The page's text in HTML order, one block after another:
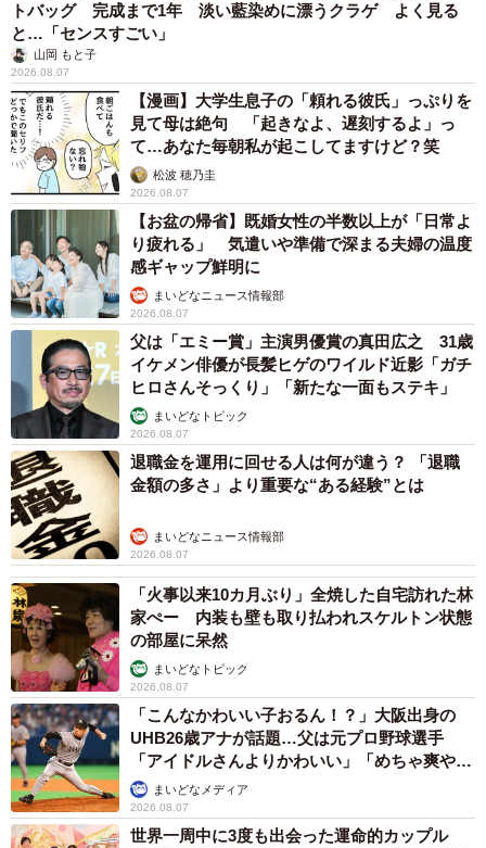
トバッグ 完成まで1年 淡い藍染めに漂うクラゲ よく見る
と…「センスすごい」
山岡 もと子
2026.08.07
【漫画】大学生息子の「頼れる彼氏」っぷりを
見て母は絶句 「起きなよ、遅刻するよ」っ
て…あなた毎朝私が起こしてますけど？笑
松波 穂乃圭
2026.08.07
【お盆の帰省】既婚女性の半数以上が「日常よ
り疲れる」 気遣いや準備で深まる夫婦の温度
感ギャップ鮮明に
まいどなニュース情報部
2026.08.07
父は「エミー賞」主演男優賞の真田広之 31歳
イケメン俳優が長髪ヒゲのワイルド近影「ガチ
ヒロさんそっくり」「新たな一面もステキ」
まいどなトピック
2026.08.07
退職金を運用に回せる人は何が違う？ 「退職
金額の多さ」より重要な“ある経験”とは
まいどなニュース情報部
2026.08.07
「火事以来10カ月ぶり」全焼した自宅訪れた林
家ぺー 内装も壁も取り払われスケルトン状態
の部屋に呆然
まいどなトピック
2026.08.07
「こんなかわいい子おるん！？」大阪出身の
UHB26歳アナが話題…父は元プロ野球選手
「アイドルさんよりかわいい」「めちゃ爽や
か」まいどなメディア
2026.08.07
世界一周中に3度も出会った運命的カップル